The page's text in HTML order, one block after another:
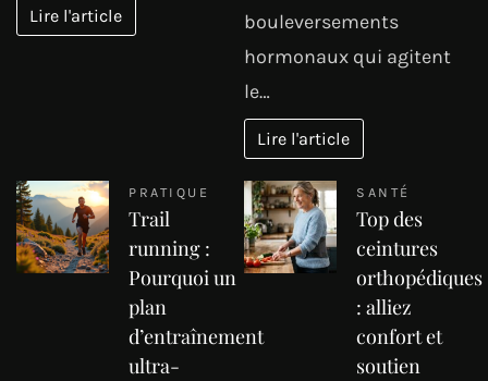
Lire l'article
bouleversements
hormonaux qui agitent
le…
Lire l'article
PRATIQUE
Trail
running :
Pourquoi un
plan
d’entraînement
ultra-
SANTÉ
Top des
ceintures
orthopédiques
: alliez
confort et
soutien